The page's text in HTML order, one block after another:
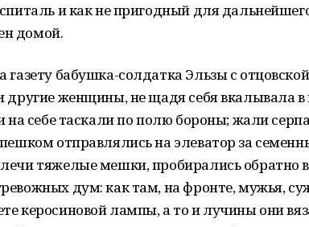
и как не пригодный для
домой.
газету бабушка-солдатка Эльзы с
другие женщины, не щадя себя вкалывала в
на себе таскали по полю бороны; жали
пешком отправлялись на элеватор за
тяжелые мешки, пробирались обратно
дум: как там, на фронте, мужья,
керосиновой лампы, а то и лучины они